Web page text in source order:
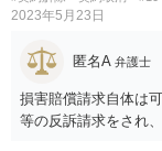
2023年5月23日
匿名A 弁護士
損害賠償請求自体は
等の反訴請求をされ